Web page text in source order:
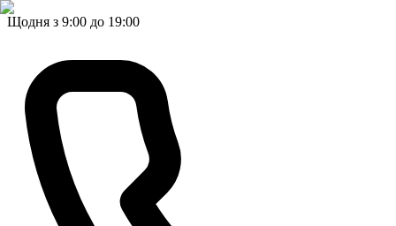
Щодня з 9:00 до 19:00